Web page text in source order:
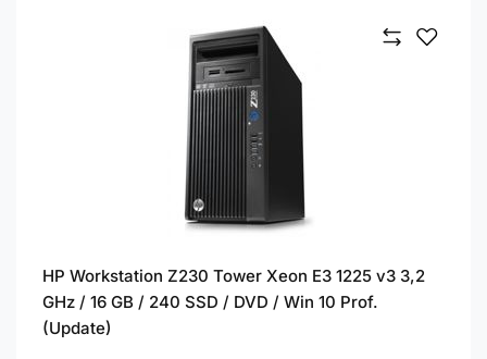
HP Workstation Z230 Tower Xeon E3 1225 v3 3,2
GHz / 16 GB / 240 SSD / DVD / Win 10 Prof.
(Update)